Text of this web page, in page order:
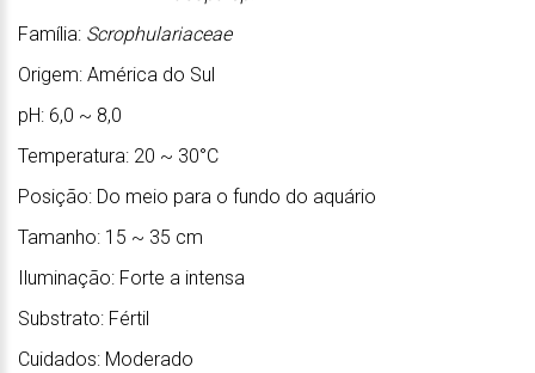
Família: Scrophulariaceae
Origem: América do Sul
pH: 6,0 ~ 8,0
Temperatura: 20 ~ 30°C
Posição: Do meio para o fundo do aquário
Tamanho: 15 ~ 35 cm
Iluminação: Forte a intensa
Substrato: Fértil
Cuidados: Moderado